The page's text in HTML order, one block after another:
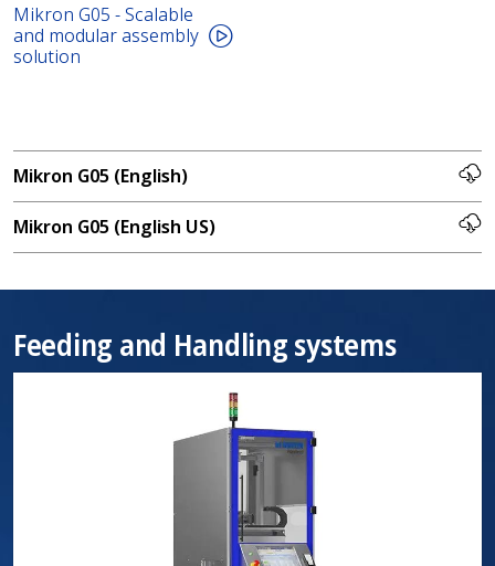
Mikron G05 - Scalable
and modular assembly
solution
Mikron G05 (English)
Mikron G05 (English US)
Feeding and Handling systems